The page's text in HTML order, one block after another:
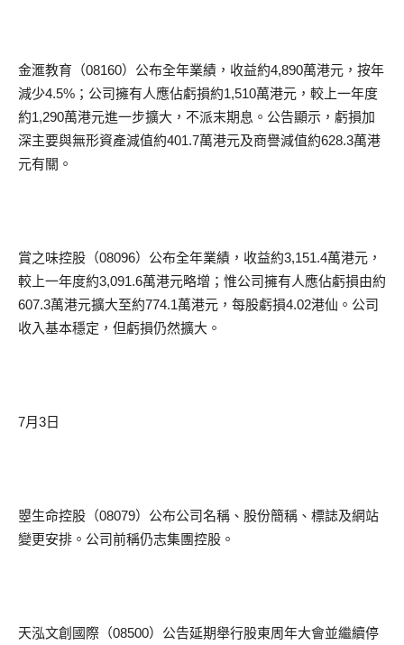
金滙教育（08160）公布全年業績，收益約4,890萬港元，按年
減少4.5%；公司擁有人應佔虧損約1,510萬港元，較上一年度
約1,290萬港元進一步擴大，不派末期息。公告顯示，虧損加
深主要與無形資產減值約401.7萬港元及商譽減值約628.3萬港
元有關。
賞之味控股（08096）公布全年業績，收益約3,151.4萬港元，
較上一年度約3,091.6萬港元略增；惟公司擁有人應佔虧損由約
607.3萬港元擴大至約774.1萬港元，每股虧損4.02港仙。公司
收入基本穩定，但虧損仍然擴大。
7月3日
曌生命控股（08079）公布公司名稱、股份簡稱、標誌及網站
變更安排。公司前稱仍志集團控股。
天泓文創國際（08500）公告延期舉行股東周年大會並繼續停